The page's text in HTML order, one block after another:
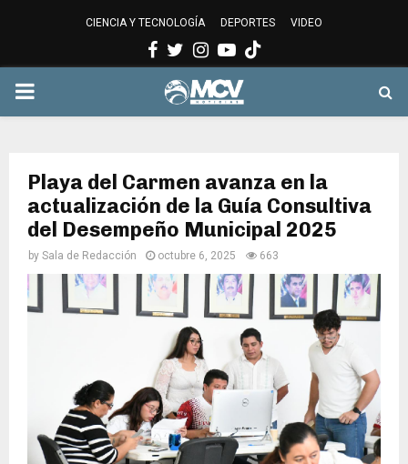
CIENCIA Y TECNOLOGÍA DEPORTES VIDEO
Facebook
Twitter
Instagram
Youtube
PRIMARY
Playa del Carmen avanza en la
actualización de la Guía Consultiva
del Desempeño Municipal 2025
by Sala de Redacción octubre 6, 2025 663